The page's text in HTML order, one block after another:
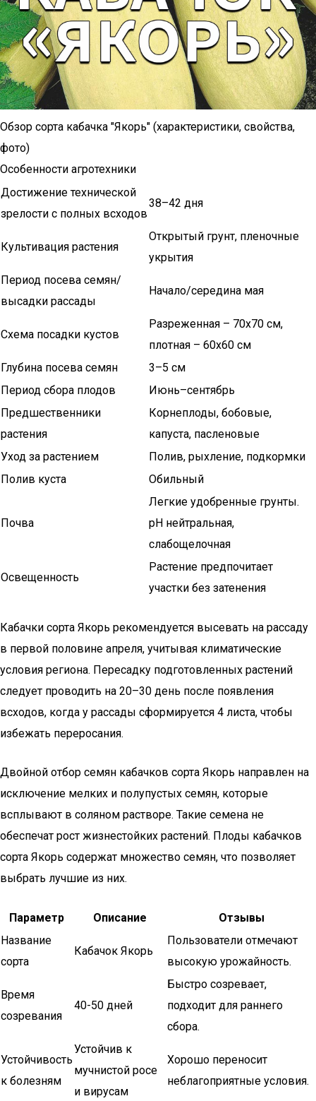
Обзор сорта кабачка "Якорь" (характеристики, свойства,
фото)
Особенности агротехники
Достижение технической
зрелости с полных всходов
38–42 дня
Культивация растения
Открытый грунт, пленочные
укрытия
Период посева семян/
высадки рассады
Начало/середина мая
Схема посадки кустов
Разреженная – 70х70 см,
плотная – 60х60 см
Глубина посева семян
3–5 см
Период сбора плодов
Июнь–сентябрь
Предшественники
растения
Корнеплоды, бобовые,
капуста, пасленовые
Уход за растением
Полив, рыхление, подкормки
Полив куста
Обильный
Почва
Легкие удобренные грунты.
pH нейтральная,
слабощелочная
Освещенность
Растение предпочитает
участки без затенения
Кабачки сорта Якорь рекомендуется высевать на рассаду
в первой половине апреля, учитывая климатические
условия региона. Пересадку подготовленных растений
следует проводить на 20–30 день после появления
всходов, когда у рассады сформируется 4 листа, чтобы
избежать переросания.
Двойной отбор семян кабачков сорта Якорь направлен на
исключение мелких и полупустых семян, которые
всплывают в соляном растворе. Такие семена не
обеспечат рост жизнестойких растений. Плоды кабачков
сорта Якорь содержат множество семян, что позволяет
выбрать лучшие из них.
Параметр Описание
Отзывы
Название
сорта
Кабачок Якорь
Пользователи отмечают
высокую урожайность.
Время
созревания
40-50 дней
Быстро созревает,
подходит для раннего
сбора.
Устойчивость
к болезням
Устойчив к
мучнистой росе
и вирусам
Хорошо переносит
неблагоприятные условия.